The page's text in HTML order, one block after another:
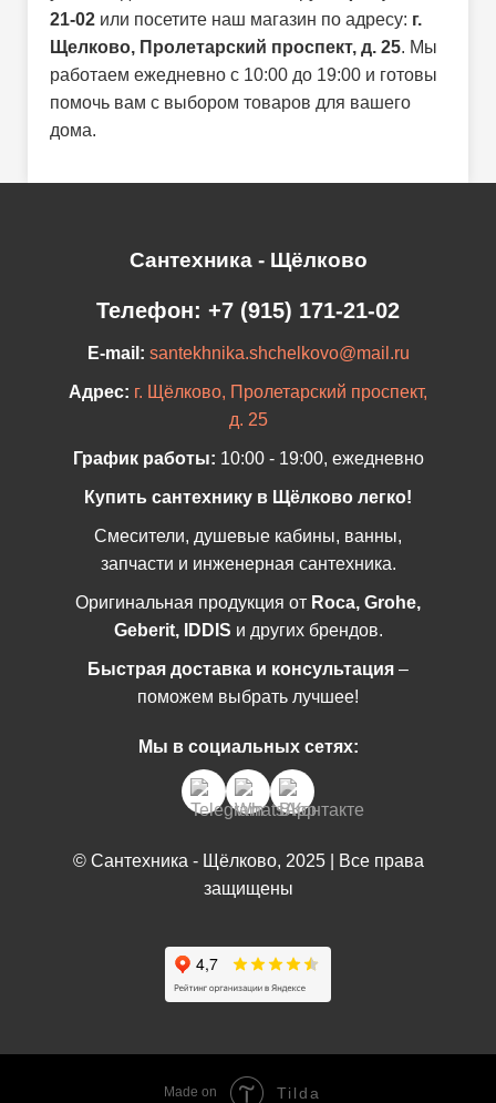
21-02или посетите наш магазин по адресу: г.
Щелково, Пролетарский проспект, д. 25. Мы
работаем ежедневно с 10:00 до 19:00 и готовы
помочь вам с выбором товаров для вашего
дома.
Сантехника - Щёлково
Телефон: +7 (915) 171-21-02
E-mail: santekhnika.shchelkovo@mail.ru
Адрес: г. Щёлково, Пролетарский проспект,
д. 25
График работы: 10:00 - 19:00, ежедневно
Купить сантехнику в Щёлково легко!
Смесители, душевые кабины, ванны,
запчасти и инженерная сантехника.
Оригинальная продукция от Roca, Grohe,
Geberit, IDDIS и других брендов.
Быстрая доставка и консультация –
поможем выбрать лучшее!
Мы в социальных сетях:
© Сантехника - Щёлково, 2025 | Все права
защищены
Made on Tilda